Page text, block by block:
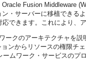
Fusion Middleware
・サーバーに移植できる
できます。これにより
ークのアーキテクチャを
ンからリソースの権限チ
ムワーク・サービスの